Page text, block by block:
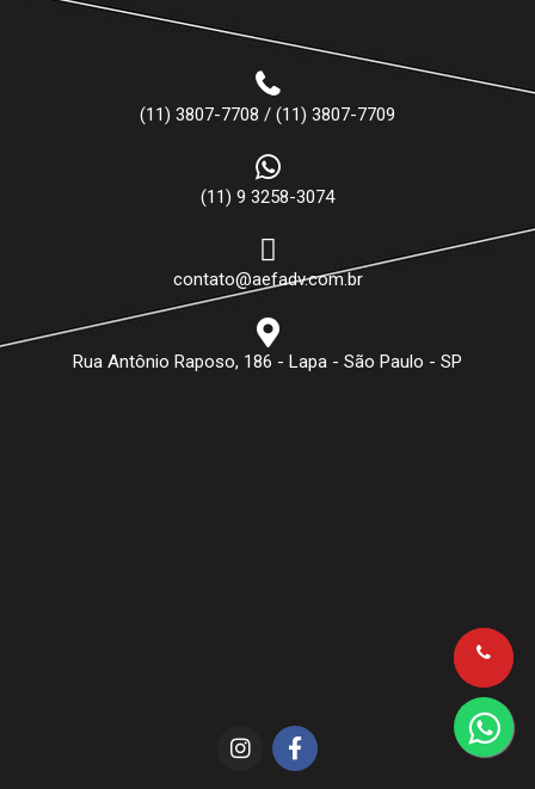
(11) 3807-7708 / (11) 3807-7709
(11) 9 3258-3074
contato@aefadv.com.br
Rua Antônio Raposo, 186 - Lapa - São Paulo - SP